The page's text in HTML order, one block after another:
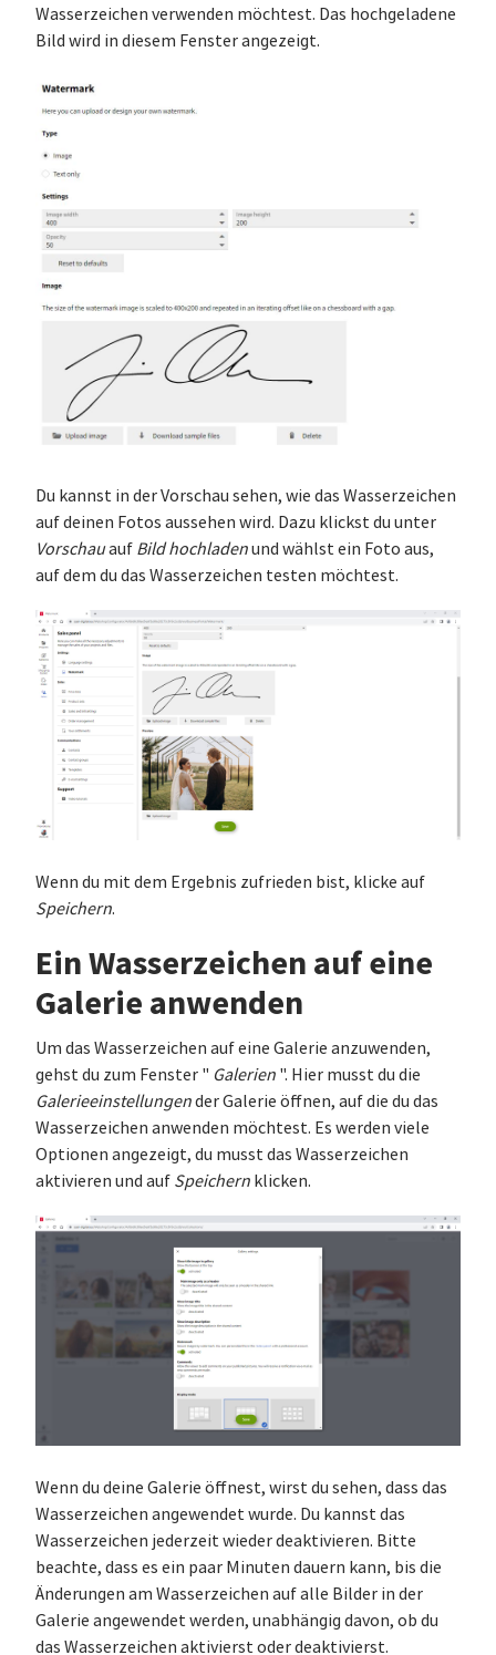
Wasserzeichen verwenden möchtest. Das hochgeladene
Bild wird in diesem Fenster angezeigt.
Du kannst in der Vorschau sehen, wie das Wasserzeichen
auf deinen Fotos aussehen wird. Dazu klickst du unter
Vorschauauf Bild hochladenund wählst ein Foto aus,
auf dem du das Wasserzeichen testen möchtest.
Wenn du mit dem Ergebnis zufrieden bist, klicke auf
Speichern.
Ein Wasserzeichen auf eine
Galerie anwenden
Um das Wasserzeichen auf eine Galerie anzuwenden,
gehst du zum Fenster " Galerien ". Hier musst du die
Galerieeinstellungender Galerie öffnen, auf die du das
Wasserzeichen anwenden möchtest. Es werden viele
Optionen angezeigt, du musst das Wasserzeichen
aktivieren und auf Speichern klicken.
Wenn du deine Galerie öffnest, wirst du sehen, dass das
Wasserzeichen angewendet wurde. Du kannst das
Wasserzeichen jederzeit wieder deaktivieren. Bitte
beachte, dass es ein paar Minuten dauern kann, bis die
Änderungen am Wasserzeichen auf alle Bilder in der
Galerie angewendet werden, unabhängig davon, ob du
das Wasserzeichen aktivierst oder deaktivierst.